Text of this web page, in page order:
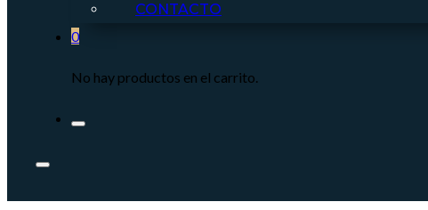
CONTACTO
0
No hay productos en el carrito.